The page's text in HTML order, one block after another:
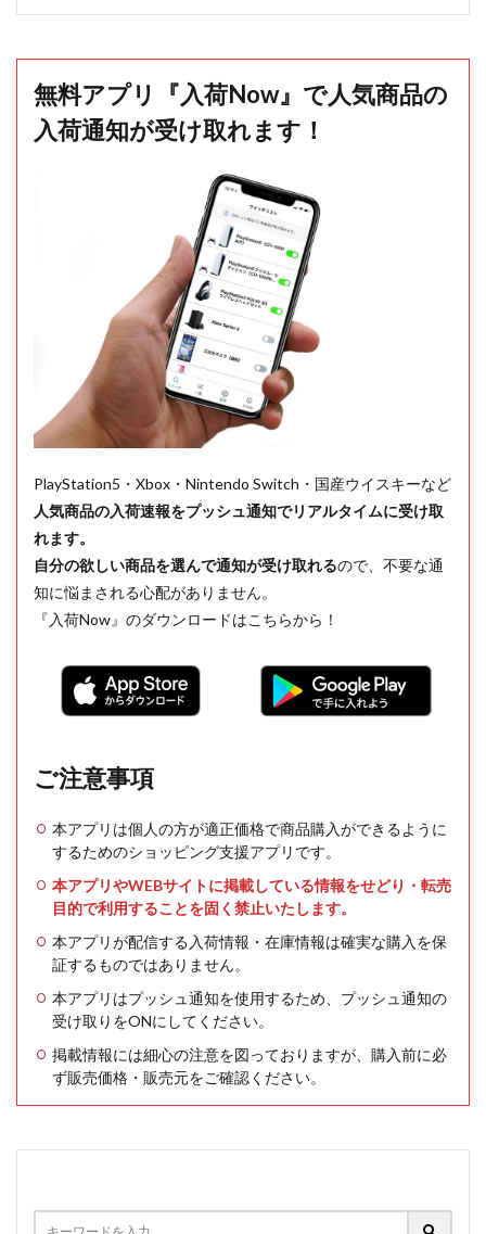
無料アプリ『入荷Now』で人気商品の
入荷通知が受け取れます！
PlayStation5・Xbox・Nintendo Switch・国産ウイスキーなど
人気商品の入荷速報をプッシュ通知でリアルタイムに受け取
れます。
自分の欲しい商品を選んで通知が受け取れるので、不要な通
知に悩まされる心配がありません。
『入荷Now』のダウンロードはこちらから！
ご注意事項
本アプリは個人の方が適正価格で商品購入ができるように
するためのショッピング支援アプリです。
本アプリやWEBサイトに掲載している情報をせどり・転売
目的で利用することを固く禁止いたします。
本アプリが配信する入荷情報・在庫情報は確実な購入を保
証するものではありません。
本アプリはプッシュ通知を使用するため、プッシュ通知の
受け取りをONにしてください。
掲載情報には細心の注意を図っておりますが、購入前に必
ず販売価格・販売元をご確認ください。